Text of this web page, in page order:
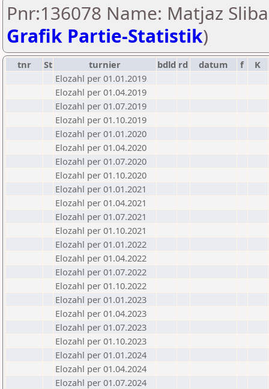
Pnr:136078 Name: Matjaz
Grafik Partie-Statistik)
tnr St turnier bdld rd datum f
K
Elozahl per 01.01.2019
Elozahl per 01.04.2019
Elozahl per 01.07.2019
Elozahl per 01.10.2019
Elozahl per 01.01.2020
Elozahl per 01.04.2020
Elozahl per 01.07.2020
Elozahl per 01.10.2020
Elozahl per 01.01.2021
Elozahl per 01.04.2021
Elozahl per 01.07.2021
Elozahl per 01.10.2021
Elozahl per 01.01.2022
Elozahl per 01.04.2022
Elozahl per 01.07.2022
Elozahl per 01.10.2022
Elozahl per 01.01.2023
Elozahl per 01.04.2023
Elozahl per 01.07.2023
Elozahl per 01.10.2023
Elozahl per 01.01.2024
Elozahl per 01.04.2024
Elozahl per 01.07.2024